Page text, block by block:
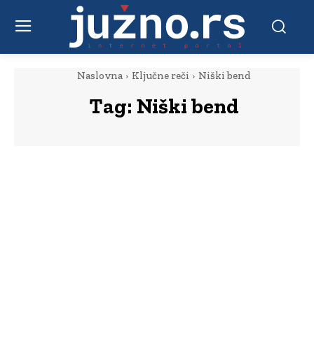
Naslovna Ključne reči Niški bend
Tag: Niški bend